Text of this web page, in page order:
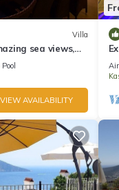
Villa
sea views,
maid service
Pool
VIEW AVAILABILITY